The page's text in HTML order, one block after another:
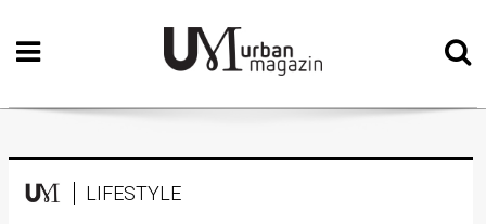
Početna
Vizualne
Teatar LIFESTYLE